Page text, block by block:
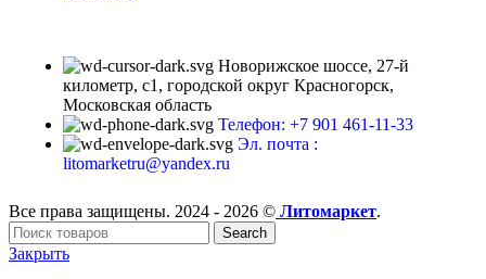
Новорижское шоссе, 27-й
километр, с1, городской округ Красногорск,
Московская область
Телефон: +7 901 461-11-33
Эл. почта :
litomarketru@yandex.ru
Все права защищены. 2024 - 2026 © Литомаркет.
Search
Закрыть